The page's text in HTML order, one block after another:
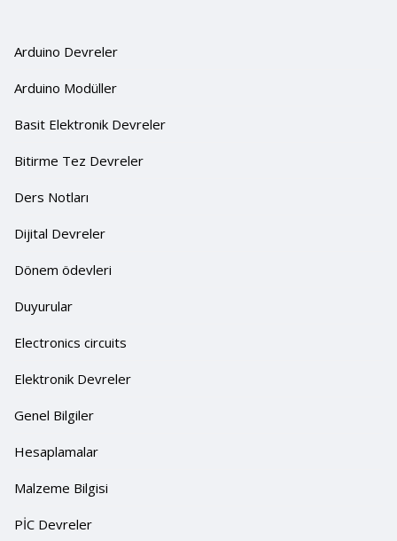
Arduino Devreler
Arduino Modüller
Basit Elektronik Devreler
Bitirme Tez Devreler
Ders Notları
Dijital Devreler
Dönem ödevleri
Duyurular
Electronics circuits
Elektronik Devreler
Genel Bilgiler
Hesaplamalar
Malzeme Bilgisi
PİC Devreler